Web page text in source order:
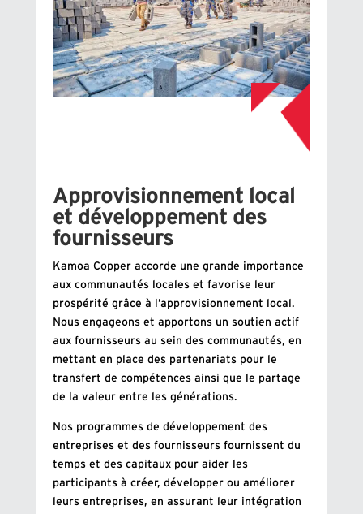
Approvisionnement local
et développement des
fournisseurs
Kamoa Copper accorde une grande importance
aux communautés locales et favorise leur
prospérité grâce à l’approvisionnement local.
Nous engageons et apportons un soutien actif
aux fournisseurs au sein des communautés, en
mettant en place des partenariats pour le
transfert de compétences ainsi que le partage
de la valeur entre les générations.
Nos programmes de développement des
entreprises et des fournisseurs fournissent du
temps et des capitaux pour aider les
participants à créer, développer ou améliorer
leurs entreprises, en assurant leur intégration